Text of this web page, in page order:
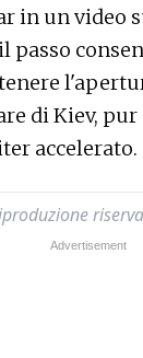
in un video
passo
di Kiev,
accelerato.